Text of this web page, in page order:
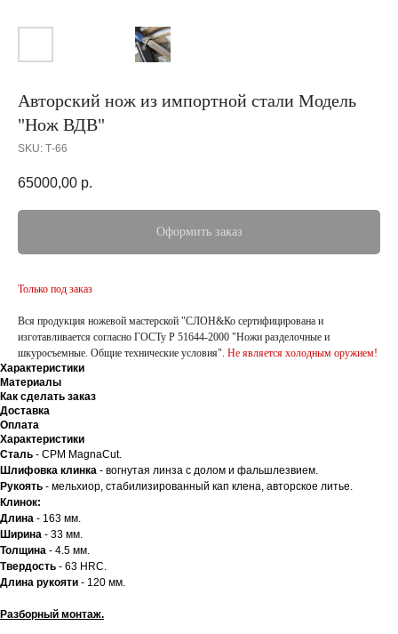
Авторский нож из импортной стали Модель
"Нож ВДВ"
SKU: Т-66
65000,00 р.
Оформить заказ
Только под заказ
Вся продукция ножевой мастерской "СЛОН&Ко сертифицирована и
изготавливается согласно ГОСТу Р 51644-2000 "Ножи разделочные и
шкуросъемные. Общие технические условия". Не является холодным оружием!
Характеристики
Материалы
Как сделать заказ
Доставка
Оплата
Характеристики
Сталь - CPM MagnaCut.
Шлифовка клинка - вогнутая линза с долом и фальшлезвием.
Рукоять - мельхиор, стабилизированный кап клена, авторское литье.
Клинок:
Длина - 163 мм.
Ширина - 33 мм.
Толщина - 4.5 мм.
Твердость - 63 HRC.
Длина рукояти - 120 мм.
Разборный монтаж.